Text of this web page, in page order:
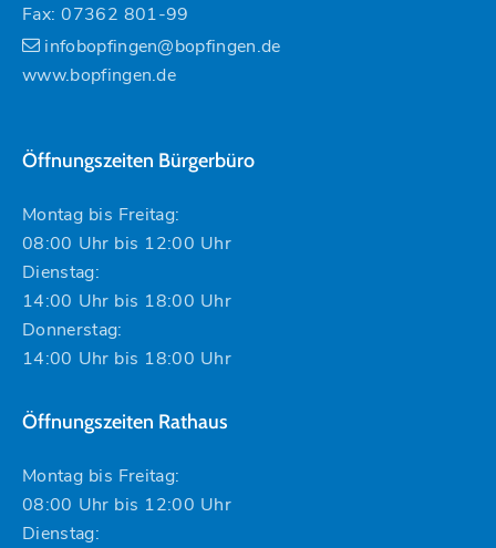
Fax: 07362 801-99
infobopfingen@bopfingen.de
www.bopfingen.de
Öffnungszeiten Bürgerbüro
Montag bis Freitag:
08:00 Uhr bis 12:00 Uhr
Dienstag:
14:00 Uhr bis 18:00 Uhr
Donnerstag:
14:00 Uhr bis 18:00 Uhr
Öffnungszeiten Rathaus
Montag bis Freitag:
08:00 Uhr bis 12:00 Uhr
Dienstag: